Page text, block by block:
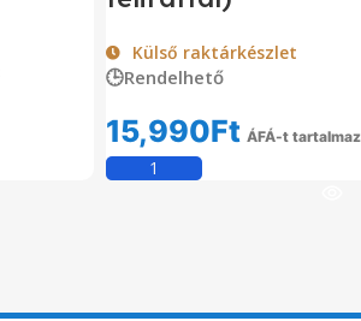
Külső raktárkészlet
🕒Rendelhető
15,990Ft ÁFÁ-t tartalmaz